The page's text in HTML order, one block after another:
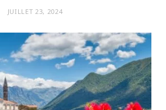
JUILLET 23, 2024